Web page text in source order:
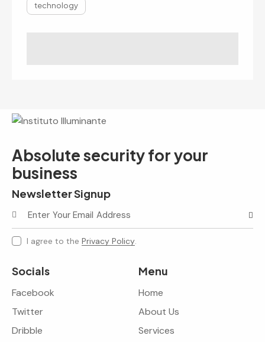
technology
Absolute security for your
business
Newsletter Signup
I agree to the Privacy Policy.
Socials
Facebook
Twitter
Dribble
Menu
Home
About Us
Services